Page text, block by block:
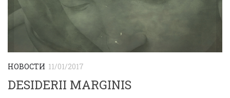
НОВОСТИ 11/01/2017
DESIDERII MARGINIS